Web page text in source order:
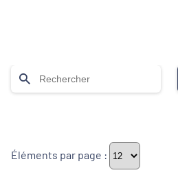
Éléments par page :
Thématiques